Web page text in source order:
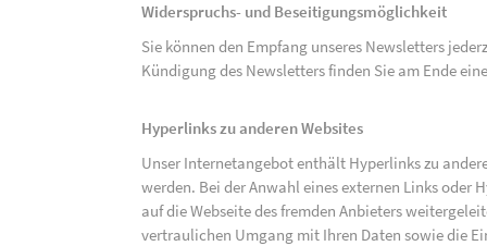
Widerspruchs- und Beseitigungsmöglichkeit
Sie können den Empfang unseres Newsletters
Kündigung des Newsletters finden Sie am Ende
Hyperlinks zu anderen Websites
Unser Internetangebot enthält Hyperlinks zu
werden. Bei der Anwahl eines externen Links oder
auf die Webseite des fremden Anbieters
vertraulichen Umgang mit Ihren Daten sowie die